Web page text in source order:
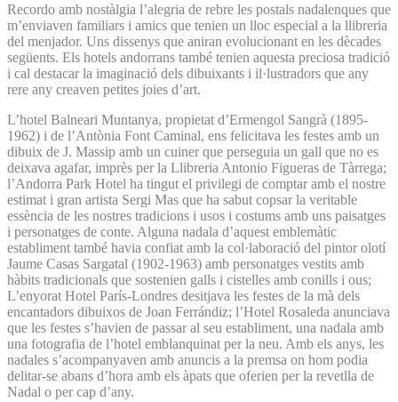
Recordo amb nostàlgia l’alegria de rebre les postals nadalenques que
m’enviaven familiars i amics que tenien un lloc especial a la llibreria
del menjador. Uns dissenys que aniran evolucionant en les dècades
següents. Els hotels andorrans també tenien aquesta preciosa tradició
i cal destacar la imaginació dels dibuixants i il·lustradors que any
rere any creaven petites joies d’art.
L’hotel Balneari Muntanya, propietat d’Ermengol Sangrà (1895-
1962) i de l’Antònia Font Caminal, ens felicitava les festes amb un
dibuix de J. Massip amb un cuiner que perseguia un gall que no es
deixava agafar, imprès per la Llibreria Antonio Figueras de Tàrrega;
l’Andorra Park Hotel ha tingut el privilegi de comptar amb el nostre
estimat i gran artista Sergi Mas que ha sabut copsar la veritable
essència de les nostres tradicions i usos i costums amb uns paisatges
i personatges de conte. Alguna nadala d’aquest emblemàtic
establiment també havia confiat amb la col·laboració del pintor olotí
Jaume Casas Sargatal (1902-1963) amb personatges vestits amb
hàbits tradicionals que sostenien galls i cistelles amb conills i ous;
L’enyorat Hotel París-Londres desitjava les festes de la mà dels
encantadors dibuixos de Joan Ferrándiz; l’Hotel Rosaleda anunciava
que les festes s’havien de passar al seu establiment, una nadala amb
una fotografia de l’hotel emblanquinat per la neu. Amb els anys, les
nadales s’acompanyaven amb anuncis a la premsa on hom podia
delitar-se abans d’hora amb els àpats que oferien per la revetlla de
Nadal o per cap d’any.